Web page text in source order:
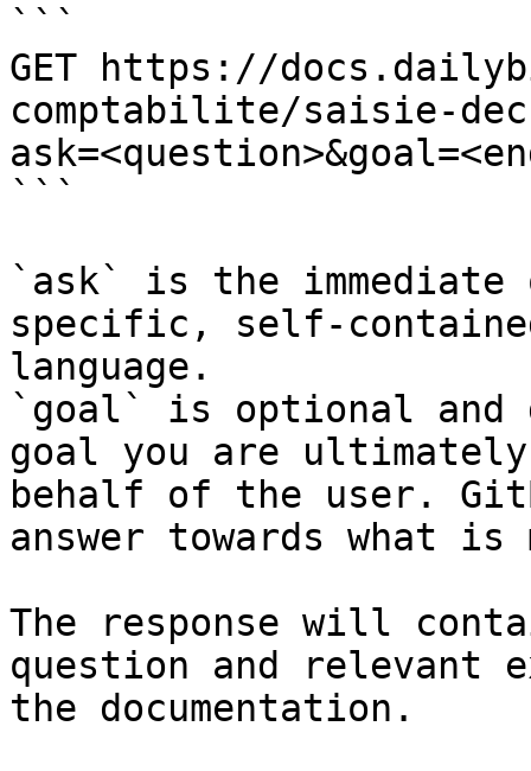
```
GET https://
comptabilite/saisie-
```
`ask` is the
specific, self-
language.
`goal` is optional and
goal you are
behalf of the user.
answer towards what
The response will
question and relevant
the documentation.